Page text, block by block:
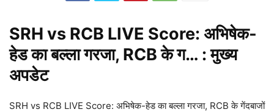
SRH vs RCB LIVE Score: अभिषेक-
हेड का बल्ला गरजा, RCB के ग… : मुख्य
अपडेट
SRH vs RCB LIVE Score: अभिषेक-हेड का बल्ला गरजा, RCB के गेंदबाजों